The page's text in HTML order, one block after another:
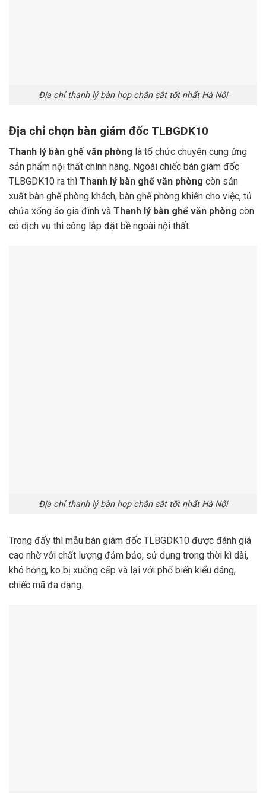
Địa chỉ thanh lý bàn họp chân sắt tốt nhất Hà Nội
Địa chỉ chọn bàn giám đốc TLBGDK10
Thanh lý bàn ghế văn phòng là tổ chức chuyên cung ứng
sản phẩm nội thất chính hãng. Ngoài chiếc bàn giám đốc
TLBGDK10 ra thì Thanh lý bàn ghế văn phòng còn sản
xuất bàn ghế phòng khách, bàn ghế phòng khiến cho việc, tủ
chứa xống áo gia đình và Thanh lý bàn ghế văn phòng còn
có dịch vụ thi công lắp đặt bề ngoài nội thất.
Địa chỉ thanh lý bàn họp chân sắt tốt nhất Hà Nội
Trong đấy thì mẫu bàn giám đốc TLBGDK10 được đánh giá
cao nhờ với chất lượng đảm bảo, sử dụng trong thời kì dài,
khó hỏng, ko bị xuống cấp và lại với phổ biến kiểu dáng,
chiếc mã đa dạng.